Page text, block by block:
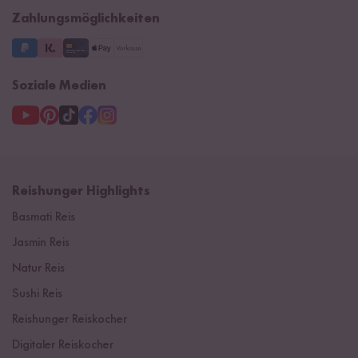
3 Jahre Garantie
Zahlungsmöglichkeiten
Soziale Medien
Reishunger Highlights
Basmati Reis
Jasmin Reis
Natur Reis
Sushi Reis
Reishunger Reiskocher
Digitaler Reiskocher